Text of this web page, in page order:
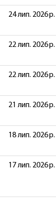
24 лип. 2026 р.
22 лип. 2026 р.
22 лип. 2026 р.
21 лип. 2026 р.
18 лип. 2026 р.
17 лип. 2026 р.